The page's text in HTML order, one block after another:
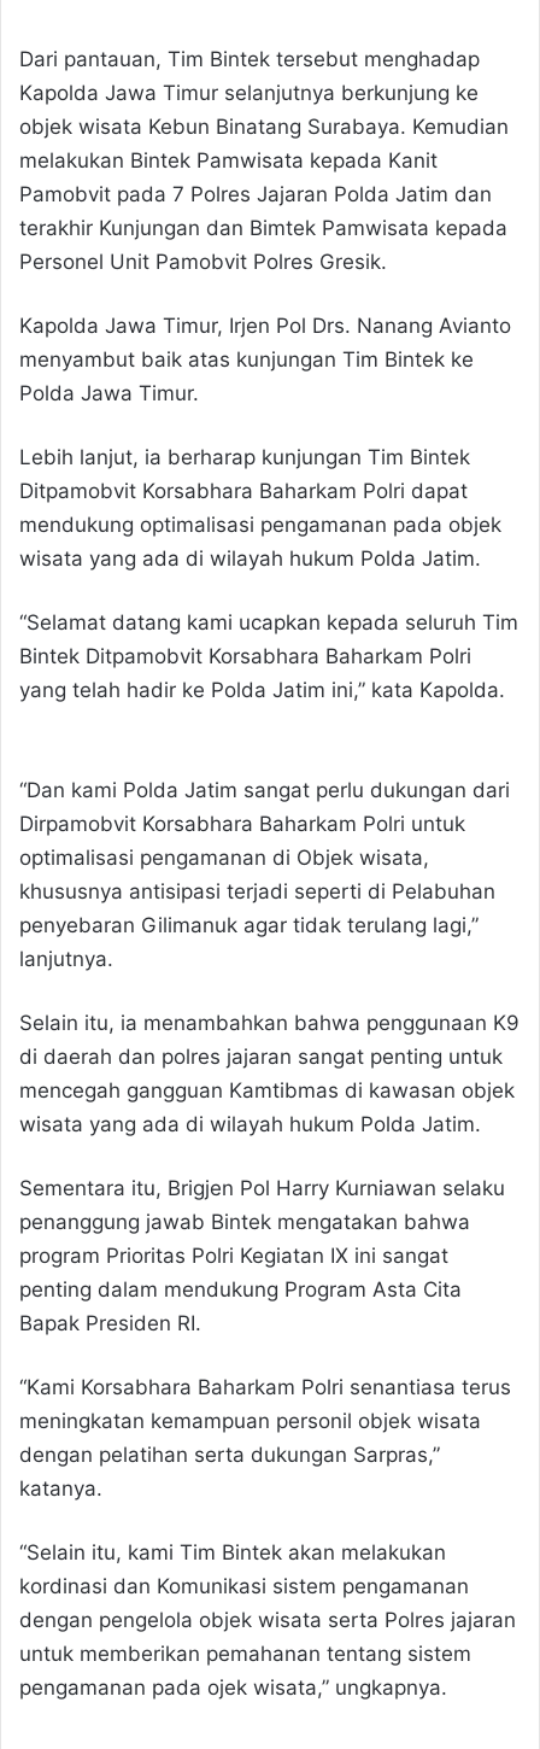
Dari pantauan, Tim Bintek tersebut menghadap
Kapolda Jawa Timur selanjutnya berkunjung ke
objek wisata Kebun Binatang Surabaya. Kemudian
melakukan Bintek Pamwisata kepada Kanit
Pamobvit pada 7 Polres Jajaran Polda Jatim dan
terakhir Kunjungan dan Bimtek Pamwisata kepada
Personel Unit Pamobvit Polres Gresik.
Kapolda Jawa Timur, Irjen Pol Drs. Nanang Avianto
menyambut baik atas kunjungan Tim Bintek ke
Polda Jawa Timur.
Lebih lanjut, ia berharap kunjungan Tim Bintek
Ditpamobvit Korsabhara Baharkam Polri dapat
mendukung optimalisasi pengamanan pada objek
wisata yang ada di wilayah hukum Polda Jatim.
“Selamat datang kami ucapkan kepada seluruh Tim
Bintek Ditpamobvit Korsabhara Baharkam Polri
yang telah hadir ke Polda Jatim ini,” kata Kapolda.
“Dan kami Polda Jatim sangat perlu dukungan dari
Dirpamobvit Korsabhara Baharkam Polri untuk
optimalisasi pengamanan di Objek wisata,
khususnya antisipasi terjadi seperti di Pelabuhan
penyebaran Gilimanuk agar tidak terulang lagi,”
lanjutnya.
Selain itu, ia menambahkan bahwa penggunaan K9
di daerah dan polres jajaran sangat penting untuk
mencegah gangguan Kamtibmas di kawasan objek
wisata yang ada di wilayah hukum Polda Jatim.
Sementara itu, Brigjen Pol Harry Kurniawan selaku
penanggung jawab Bintek mengatakan bahwa
program Prioritas Polri Kegiatan IX ini sangat
penting dalam mendukung Program Asta Cita
Bapak Presiden RI.
“Kami Korsabhara Baharkam Polri senantiasa terus
meningkatan kemampuan personil objek wisata
dengan pelatihan serta dukungan Sarpras,”
katanya.
“Selain itu, kami Tim Bintek akan melakukan
kordinasi dan Komunikasi sistem pengamanan
dengan pengelola objek wisata serta Polres jajaran
untuk memberikan pemahanan tentang sistem
pengamanan pada ojek wisata,” ungkapnya.